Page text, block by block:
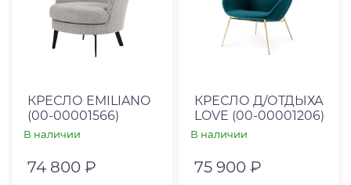
КРЕСЛО EMILIANO
(00-00001566)
В наличии
74 800 ₽
КРЕСЛО Д/ОТДЫХА
LOVE (00-00001206)
В наличии
75 900 ₽